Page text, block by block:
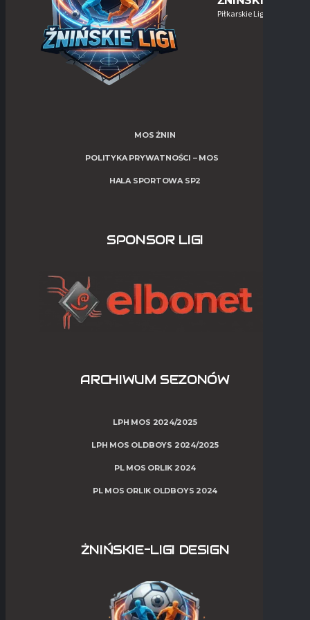
Piłkarskie Ligi w Żninie
MOS ŻNIN
POLITYKA PRYWATNOŚCI – MOS
HALA SPORTOWA SP2
SPONSOR LIGI
ARCHIWUM SEZONÓW
LPH MOS 2024/2025
LPH MOS OLDBOYS 2024/2025
PL MOS ORLIK 2024
PL MOS ORLIK OLDBOYS 2024
ŻNIŃSKIE-LIGI DESIGN